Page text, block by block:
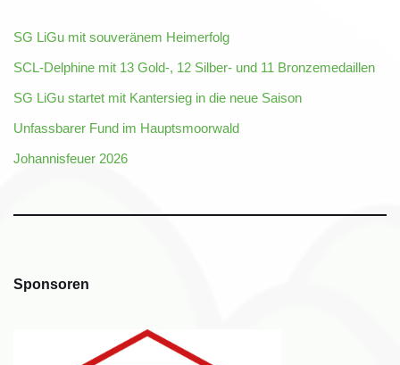
SG LiGu mit souveränem Heimerfolg
SCL-Delphine mit 13 Gold-, 12 Silber- und 11 Bronzemedaillen
SG LiGu startet mit Kantersieg in die neue Saison
Unfassbarer Fund im Hauptsmoorwald
Johannisfeuer 2026
Sponsoren